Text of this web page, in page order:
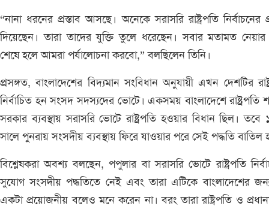
“নানা ধরনের প্রস্তাব আসছে। অনেকে সরাসরি রাষ্ট্রপতি নির্বাচনের
দিয়েছেন। তারা তাদের যুক্তি তুলে ধরেছেন। সবার মতামত
শেষে হলে আমরা পর্যালোচনা করবো,” বলছিলেন তিনি।
প্রসঙ্গত, বাংলাদেশের বিদ্যমান সংবিধান অনুযায়ী এখন দেশটির
নির্বাচিত হন সংসদ সদস্যদের ভোটে। একসময় বাংলাদেশে রাষ্ট্রপতি
সরকার ব্যবস্থায় সরাসরি ভোটে রাষ্ট্রপতি হওয়ার বিধান ছিল। তবে
সালে পুনরায় সংসদীয় ব্যবস্থায় ফিরে যাওয়ার পরে সেই পদ্ধতি বাতিল
বিশ্লেষকরা অবশ্য বলছেন, পপুলার বা সরাসরি ভোটে রাষ্ট্রপতি
সুযোগ সংসদীয় পদ্ধতিতে নেই এবং তারা এটিকে বাংলাদেশের
একটা প্রয়োজনীয় বলেও মনে করেন না। বরং তারা রাষ্ট্রপতি ও